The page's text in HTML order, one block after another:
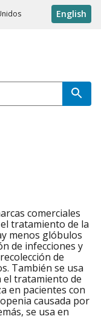
English
comerciales
tratamiento de la
menos glóbulos
de infecciones y
de
También se usa
el tratamiento de
en pacientes con
causada por
se usa en